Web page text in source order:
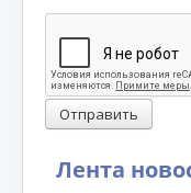
Лента
Отправить